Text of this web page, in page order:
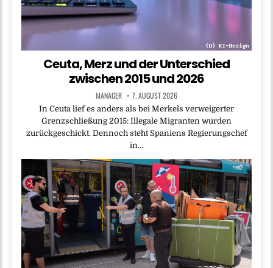
Ceuta, Merz und der Unterschied
zwischen 2015 und 2026
MANAGER 7. AUGUST 2026
In Ceuta lief es anders als bei Merkels verweigerter
Grenzschließung 2015: Illegale Migranten wurden
zurückgeschickt. Dennoch steht Spaniens Regierungschef
in…